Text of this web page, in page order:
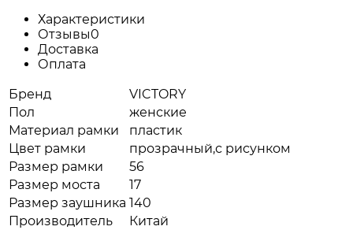
Характеристики
Отзывы0
Доставка
Оплата
Бренд
VICTORY
Пол
женские
Материал рамки
пластик
Цвет рамки
прозрачный,с рисунком
Размер рамки
56
Размер моста
17
Размер заушника 140
Производитель
Китай